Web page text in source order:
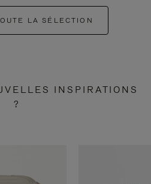
LA SÉLECTION
INSPIRATIONS
?